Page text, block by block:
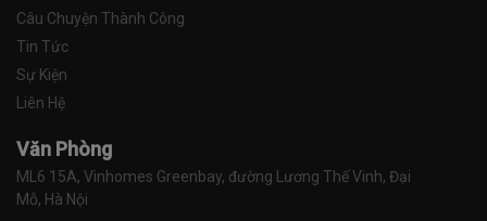
Câu Chuyện Thành Công
Tin Tức
Sự Kiện
Liên Hệ
Văn Phòng
ML6 15A, Vinhomes Greenbay, đường Lương Thế Vinh, Đại
Mỗ, Hà Nội